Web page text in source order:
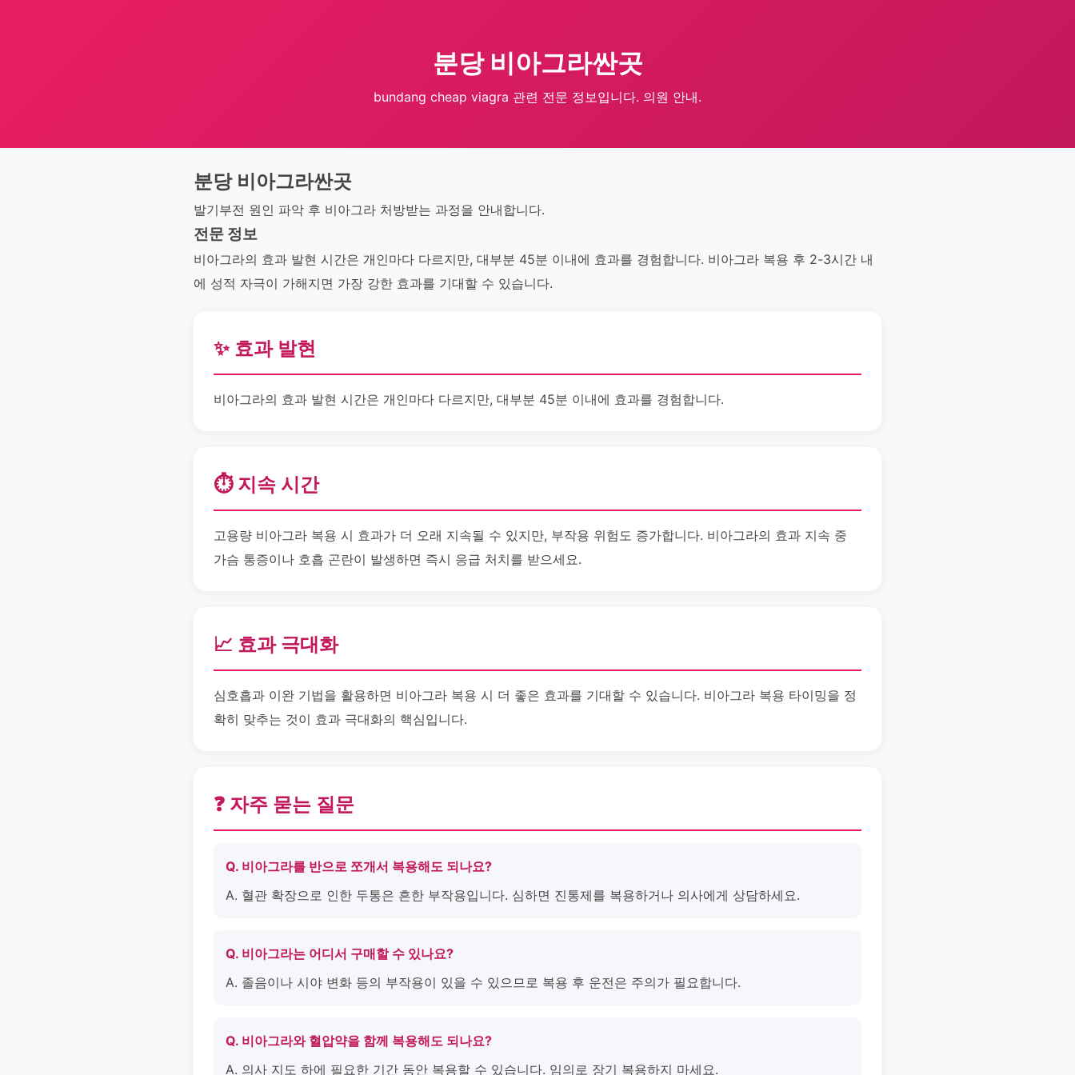
분당 비아그라싼곳
bundang cheap viagra 관련 전문 정보입니다. 의원 안내.
분당 비아그라싼곳
발기부전 원인 파악 후 비아그라 처방받는 과정을 안내합니다.
전문 정보
비아그라의 효과 발현 시간은 개인마다 다르지만, 대부분 45분 이내에 효과를 경험합니다. 비아그라 복용 후 2-3시간 내
에 성적 자극이 가해지면 가장 강한 효과를 기대할 수 있습니다.
✨ 효과 발현
비아그라의 효과 발현 시간은 개인마다 다르지만, 대부분 45분 이내에 효과를 경험합니다.
⏱️ 지속 시간
고용량 비아그라 복용 시 효과가 더 오래 지속될 수 있지만, 부작용 위험도 증가합니다. 비아그라의 효과 지속 중
가슴 통증이나 호흡 곤란이 발생하면 즉시 응급 처치를 받으세요.
📈 효과 극대화
심호흡과 이완 기법을 활용하면 비아그라 복용 시 더 좋은 효과를 기대할 수 있습니다. 비아그라 복용 타이밍을 정
확히 맞추는 것이 효과 극대화의 핵심입니다.
❓ 자주 묻는 질문
Q. 비아그라를 반으로 쪼개서 복용해도 되나요?
A. 혈관 확장으로 인한 두통은 흔한 부작용입니다. 심하면 진통제를 복용하거나 의사에게 상담하세요.
Q. 비아그라는 어디서 구매할 수 있나요?
A. 졸음이나 시야 변화 등의 부작용이 있을 수 있으므로 복용 후 운전은 주의가 필요합니다.
Q. 비아그라와 혈압약을 함께 복용해도 되나요?
A. 의사 지도 하에 필요한 기간 동안 복용할 수 있습니다. 임의로 장기 복용하지 마세요.